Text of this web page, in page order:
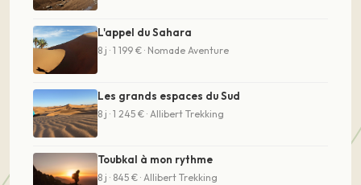
L'appel du Sahara
8 j · 1 199 € · Nomade Aventure
Les grands espaces du Sud
8 j · 1 245 € · Allibert Trekking
Toubkal à mon rythme
8 j · 845 € · Allibert Trekking